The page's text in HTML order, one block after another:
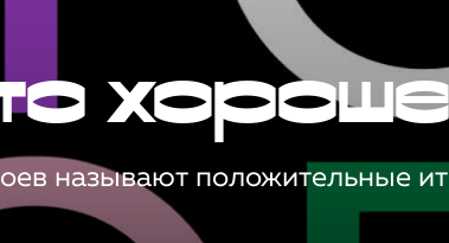
называют положительные